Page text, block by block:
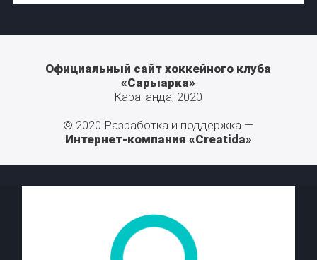
Официальный сайт хоккейного клуба
«Сарыарка»
Караганда, 2020
© 2020 Разработка и поддержка —
Интернет-компания «Creatida»